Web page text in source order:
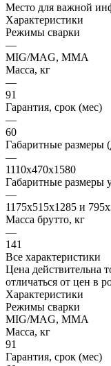
Место для важной
Характеристики
Режимы сварки
—
MIG/MAG, ММА
Масса, кг
—
91
Гарантия, срок (мес)
—
60
Габаритные
—
1110х470х1580
Габаритные
—
1175х515х1285 и
Масса брутто, кг
—
141
Все характеристики
Цена действительна
отличаться от цен в
Характеристики
Режимы сварки
MIG/MAG, ММА
Масса, кг
91
Гарантия, срок (мес)